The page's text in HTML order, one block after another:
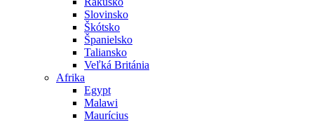
Slovinsko
Škótsko
Španielsko
Taliansko
Veľká Británia
Afrika
Egypt
Malawi
Maurícius